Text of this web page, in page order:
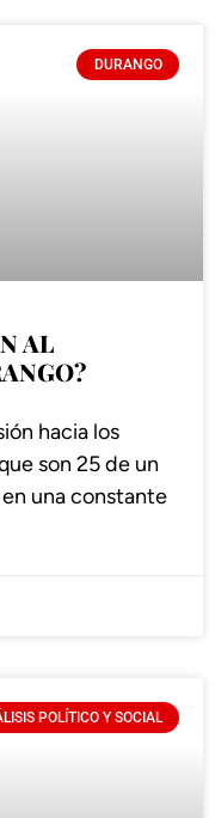
DURANGO
AL
hacia los
son 25 de un
una constante
POLÍTICO Y SOCIAL